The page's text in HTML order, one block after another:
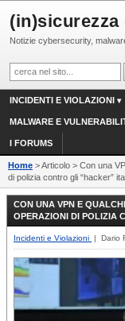
Notizie cybersecurity,
INCIDENTI E VIOLAZIONI
MALWARE E
I FORUMS
Home > Articolo > Con una
di polizia contro gli “hacker”
CON UNA VPN E
OPERAZIONI DI POLIZIA
Incidenti e Violazioni | Dario